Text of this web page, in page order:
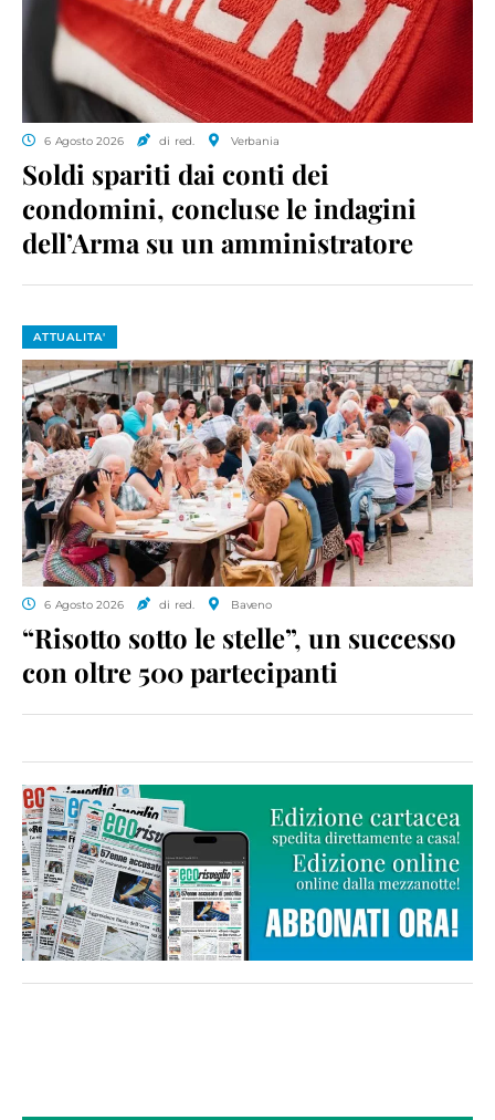
6 Agosto 2026 di red. Verbania
Soldi spariti dai conti dei
condomini, concluse le indagini
dell’Arma su un amministratore
ATTUALITA'
6 Agosto 2026 di red. Baveno
“Risotto sotto le stelle”, un successo
con oltre 500 partecipanti